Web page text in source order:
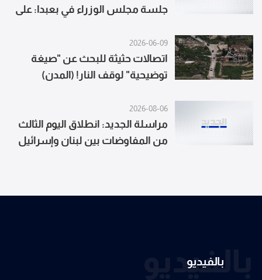
جلسة مجلس الوزراء في بعبدا: على
غير المبرر في الجنوب
2026-06-09
اتصالات حثيثة للبحث عن "صيغة
توضيحية" لوقف النار! (المدن)
2026-08-06
مراسلة الجديد: انطلاق اليوم الثالث
من المفاوضات بين لبنان وإسرائيل
بالفيديو
بالفيديو